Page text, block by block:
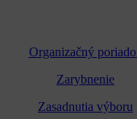
Organizačný
Zarybnenie
Zasadnutia výboru